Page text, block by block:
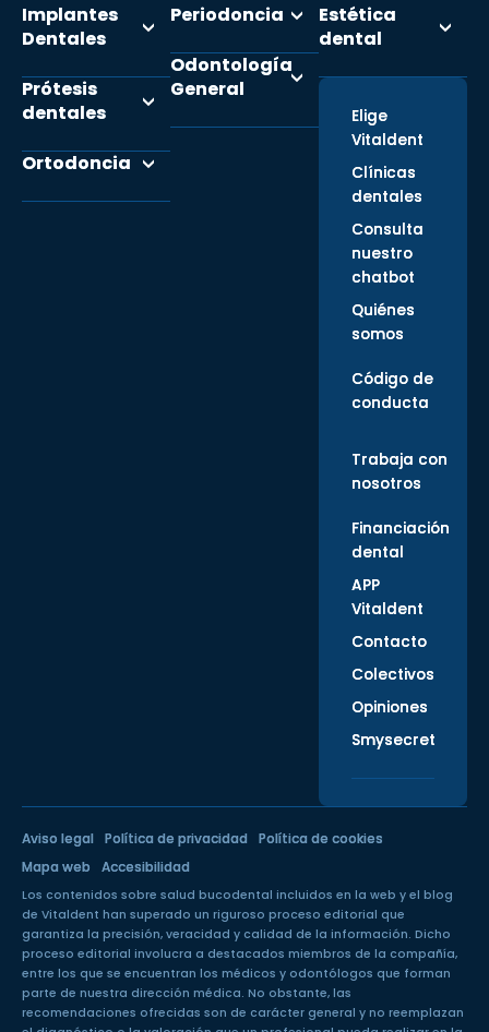
Implantes
Dentales
Prótesis
dentales
Ortodoncia
Periodoncia
Odontología
General
Estética
dental
Elige
Vitaldent
Clínicas
dentales
Consulta
nuestro
chatbot
Quiénes
somos
Código de
conducta
Trabaja con
nosotros
Financiación
dental
APP
Vitaldent
Contacto
Colectivos
Opiniones
Smysecret
Aviso legal Política de privacidad
Política de cookies
Mapa web
Accesibilidad
Los contenidos sobre salud bucodental incluidos en la web y el blog
de Vitaldent han superado un riguroso proceso editorial que
garantiza la precisión, veracidad y calidad de la información. Dicho
proceso editorial involucra a destacados miembros de la compañía,
entre los que se encuentran los médicos y odontólogos que forman
parte de nuestra dirección médica. No obstante, las
recomendaciones ofrecidas son de carácter general y no reemplazan